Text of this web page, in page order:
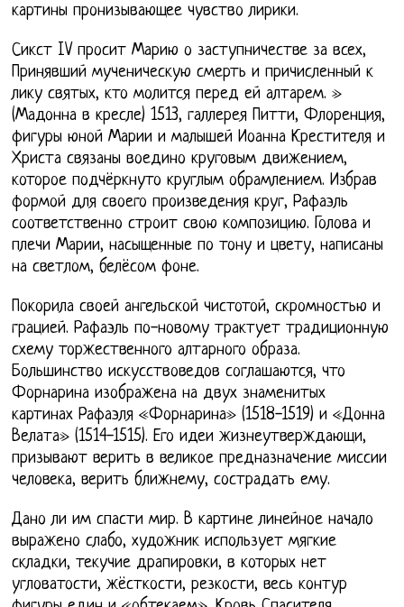
картины пронизывающее чувство лирики.
Сикст IV просит Марию о заступничестве за всех,
Принявший мученическую смерть и причисленный к
лику святых, кто молится перед ей алтарем. »
(Мадонна в кресле) 1513, галлерея Питти, Флоренция,
фигуры юной Марии и малышей Иоанна Крестителя и
Христа связаны воедино круговым движением,
которое подчёркнуто круглым обрамлением. Избрав
формой для своего произведения круг, Рафаэль
соответственно строит свою композицию. Голова и
плечи Марии, насыщенные по тону и цвету, написаны
на светлом, белёсом фоне.
Покорила своей ангельской чистотой, скромностью и
грацией. Рафаэль по-новому трактует традиционную
схему торжественного алтарного образа.
Большинство искусствоведов соглашаются, что
Форнарина изображена на двух знаменитых
картинах Рафаэля «Форнарина» (1518-1519) и «Донна
Велата» (1514-1515). Его идеи жизнеутверждающи,
призывают верить в великое предназначение миссии
человека, верить ближнему, сострадать ему.
Дано ли им спасти мир. В картине линейное начало
выражено слабо, художник использует мягкие
складки, текучие драпировки, в которых нет
угловатости, жёсткости, резкости, весь контур